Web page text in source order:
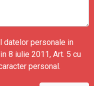
datelor personale in
8 iulie 2011, Art. 5 cu
personal.